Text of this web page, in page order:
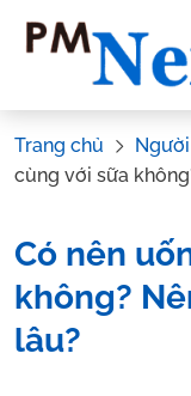
Trang chủ
cùng với sữa
Có nên
không?
lâu?